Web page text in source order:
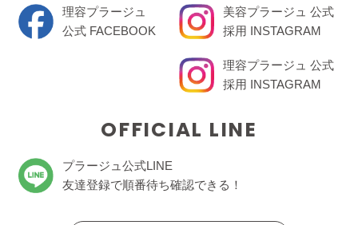
理容プラージュ
公式 FACEBOOK
美容プラージュ 公式
採用 INSTAGRAM
理容プラージュ 公式
採用 INSTAGRAM
OFFICIAL LINE
プラージュ公式LINE
友達登録で順番待ち確認できる！